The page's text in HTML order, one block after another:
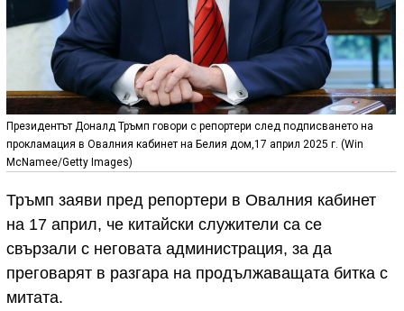
Президентът Доналд Тръмп говори с репортери след подписването на
прокламация в Овалния кабинет на Белия дом,17 април 2025 г. (Win
McNamee/Getty Images)
Тръмп заяви пред репортери в Овалния кабинет
на 17 април, че китайски служители са се
свързали с неговата администрация, за да
преговарят в разгара на продължаващата битка с
митата.